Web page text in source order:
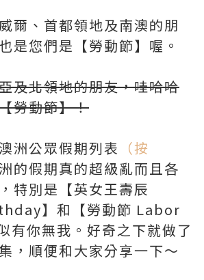
爾、首都領地及南澳的朋
是您們是【勞動節】喔。
及北領地的朋友，哇哈哈
勞動節】！
洲公眾假期列表 （按
的假期真的超級亂而且各
特別是【英女王壽辰
】和【勞動節 Labor
有你無我。好奇之下就做了
，順便和大家分享一下～